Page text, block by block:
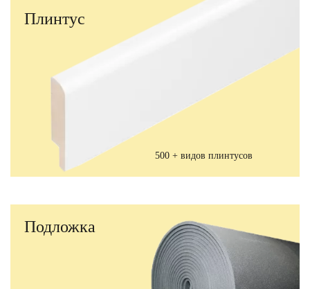
Плинтус
500 + видов плинтусов
Подложка